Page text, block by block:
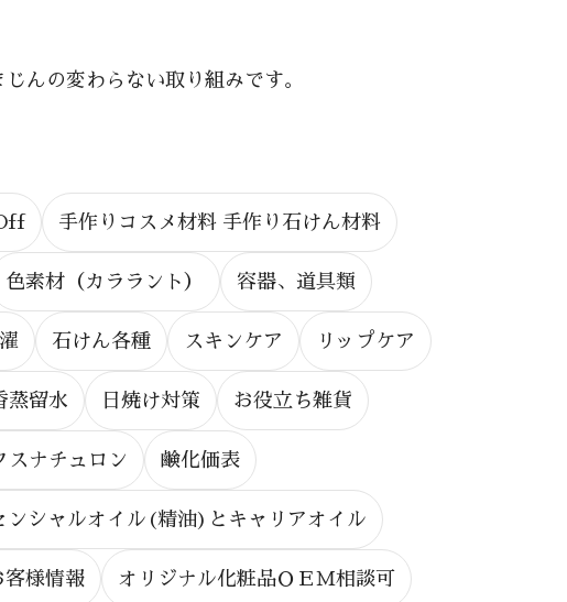
んの変わらない取り組みです。
手作りコスメ材料 手作り石けん材料
色素材（カララント） 容器、道具類
石けん各種 スキンケア リップケア
蒸留水 日焼け対策 お役立ち雑貨
スナチュロン 鹸化価表
ンシャルオイル(精油)とキャリアオイル
客様情報 オリジナル化粧品ＯＥＭ相談可